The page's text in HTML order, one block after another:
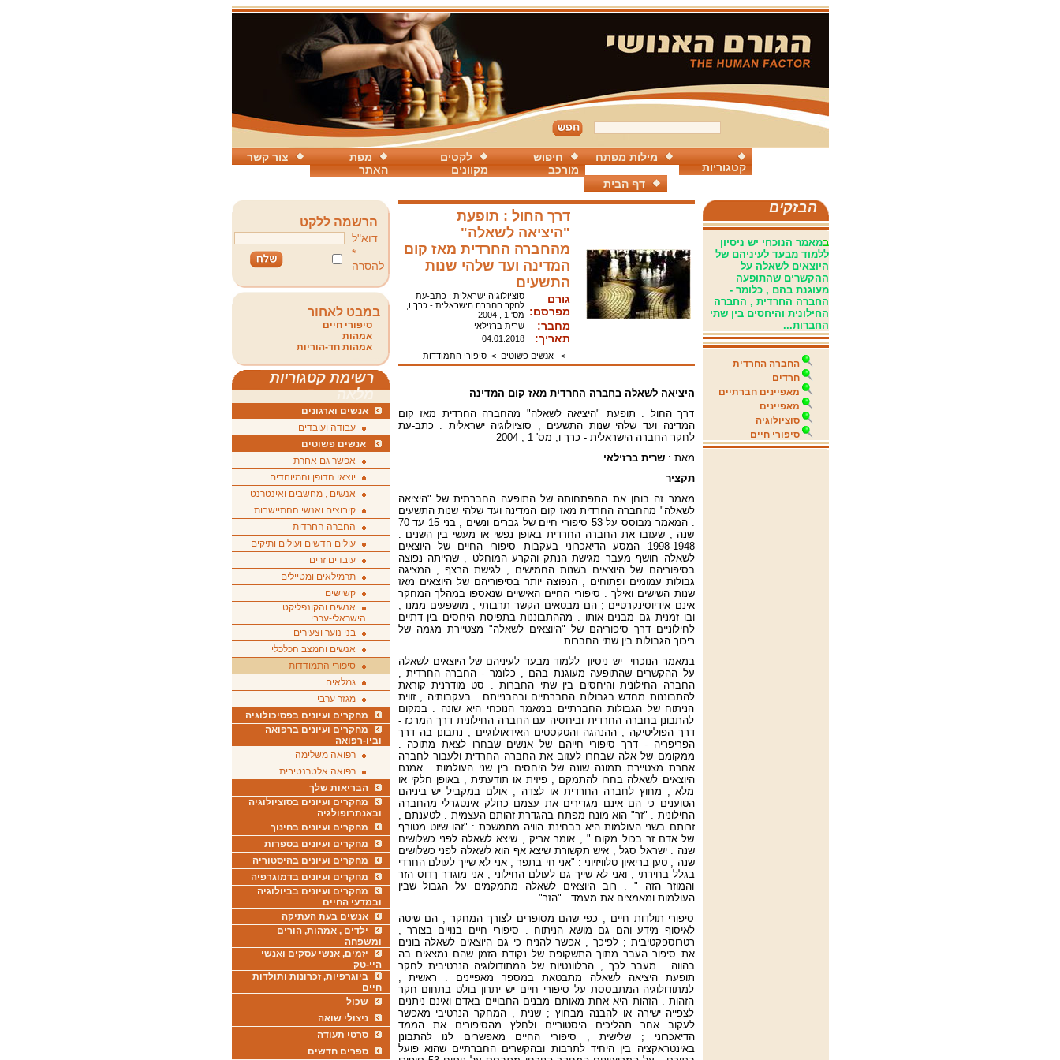
צור קשר
מפת
האתר
לקטים
מקוונים
חיפוש
מורכב
מילות מפתח
קטגוריות
דף הבית
הבזקים
במאמר הנוכחי יש ניסיון
ללמוד מבעד לעיניהם של
היוצאים לשאלה על
ההקשרים שהתופעה
מעוגנת בהם , כלומר -
החברה החרדית , החברה
החילונית והיחסים בין שתי
החברות...
החברה החרדית
חרדים
מאפיינים חברתיים
מאפיינים
סוציולוגיה
סיפורי חיים
דרך החול : תופעת
"היציאה לשאלה"
מהחברה החרדית מאז קום
המדינה ועד שלהי שנות
התשעים
גורם
מפרסם:
סוציולוגיה ישראלית : כתב-עת
לחקר החברה הישראלית - כרך ו,
מס' 1 , 2004
מחבר: שרית ברזילאי
תאריך:
04.01.2018
>
אנשים פשוטים >סיפורי התמודדות
היציאה לשאלה בחברה החרדית מאז קום המדינה
דרך החול : תופעת "היציאה לשאלה" מהחברה החרדית מאז קום
המדינה ועד שלהי שנות התשעים , סוציולוגיה ישראלית : כתב-עת
לחקר החברה הישראלית - כרך ו, מס' 1 , 2004
מאת :שרית ברזילאי
תקציר
מאמר זה בוחן את התפתחותה של התופעה החברתית של "היציאה
לשאלה" מהחברה החרדית מאז קום המדינה ועד שלהי שנות התשעים
. המאמר מבוסס על 53 סיפורי חיים של גברים ונשים , בני 15 עד 70
שנה , שעזבו את החברה החרדית באופן נפשי או מעשי בין השנים .
1998-1948 המסע הדיאכרוני בעקבות סיפורי החיים של היוצאים
לשאלה חושף מעבר מגישת הנתק והקרע המוחלט , שהייתה נפוצה
בסיפוריהם של היוצאים בשנות החמישים , לגישת הרצף , המציגה
גבולות עמומים ופתוחים , הנפוצה יותר בסיפוריהם של היוצאים מאז
שנות השישים ואילך . סיפורי החיים האישיים שנאספו במהלך המחקר
אינם אידיוסינקרטיים ; הם מבטאים הקשר תרבותי , מושפעים ממנו ,
ובו זמנית גם מבנים אותו . מההתבוננות בתפיסת היחסים בין דתיים
לחילוניים דרך סיפוריהם של "היוצאים לשאלה" מצטיירת מגמה של
ריכוך הגבולות בין שתי החברות .
במאמר הנוכחי יש ניסיון ללמוד מבעד לעיניהם של היוצאים לשאלה
על ההקשרים שהתופעה מעוגנת בהם , כלומר - החברה החרדית ,
החברה החילונית והיחסים בין שתי החברות . סט מודרנית קוראת
להתבוננות מחדש בגבולות החברתיים ובהבנייתם . בעקבותיה , זווית
הניתוח של הגבולות החברתיים במאמר הנוכחי היא שונה : במקום
להתבונן בחברה החרדית וביחסיה עם החברה החילונית דרך המרכז -
דרך הפוליטיקה , ההנהגה והטקסטים האידאולוגיים , נתבונן בה דרך
הפריפריה - דרך סיפורי חייהם של אנשים שבחרו לצאת מתוכה .
ממקומם של אלה שבחרו לעזוב את החברה החרדית ולעבור לחברה
אחרת מצטיירת תמונה שונה של היחסים בין שני העולמות . אמנם
היוצאים לשאלה בחרו להתמקם , פיזית או תודעתית , באופן חלקי או
מלא , מחוץ לחברה החרדית או לצדה , אולם במקביל יש ביניהם
הטוענים כי הם אינם מגדירים את עצמם כחלק אינטגרלי מהחברה
החילונית . "זר" הוא מונח מפתח בהגדרת זהותם העצמית . לטענתם ,
זרותם בשני העולמות היא בבחינת הוויה מתמשכת : "זהו שיוט מטורף
של אדם זר בכול מקום " , אומר אריק , שיצא לשאלה לפני כשלושים
שנה . ישראל סגל , איש תקשורת שיצא אף הוא לשאלה לפני כשלושים
שנה , טען בריאיון טלוויזיוני : "אני חי בתפר , אני לא שייך לעולם החרדי
בגלל בחירתי , ואני לא שייך גם לעולם החילוני , אני מוגדר ךדוס הזר
והמוזר הזה " . רוב היוצאים לשאלה מתמקמים על הגבול שבין
העולמות ומאמצים את מעמד . "הזר"
סיפורי תולדות חיים , כפי שהם מסופרים לצורך המחקר , הם שיטה
לאיסוף מידע והם גם מושא הניתוח . סיפורי חיים בנויים בצורר ,
רטרוספקטיבית ; לפיכך , אפשר להניח כי גם היוצאים לשאלה בונים
את סיפור העבר מתוך התשקופת של נקודת הזמן שהם נמצאים בה
בהווה . מעבר לכך , הרלוונטיות של המתודולוגיה הנרטיבית לחקר
תופעת היציאה לשאלה מתבטאת במספר מאפיינים : ראשית ,
למתודולוגיה המתבססת על סיפורי חיים יש יתרון בולט בתחום חקר
הזהות . הזהות היא אחת מאותם מבנים החבויים באדם ואינם ניתנים
לצפייה ישירה או להבנה מבחוץ ; שנית , המחקר הנרטיבי מאפשר
לעקוב אחר תהליכים היסטוריים ולחלץ מהסיפורים את הממד
הדיאכרוני ; שלישית , סיפורי החיים מאפשרים לנו להתבונן
באינטראקציה בין היחיד לתרבות ובהקשרים החברתיים שהוא פועל
הרשמה ללקט
דוא"ל
*
להסרה
במבט לאחור
סיפורי חיים
אמהות
אמהות חד-הוריות
רשימת קטגוריות
מלאה
אנשים וארגונים
עבודה ועובדים
אנשים פשוטים
אפשר גם אחרת
יוצאי הדופן והמיוחדים
אנשים , מחשבים ואינטרנט
קיבוצים ואנשי ההתיישבות
החברה החרדית
עולים חדשים ועולים ותיקים
עובדים זרים
תרמילאים ומטיילים
קשישים
אנשים והקונפליקט
הישראלי-ערבי
בני נוער וצעירים
אנשים והמצב הכלכלי
סיפורי התמודדות
גמלאים
מגזר ערבי
מחקרים ועיונים בפסיכולוגיה
מחקרים ועיונים ברפואה
וביו-רפואה
רפואה משלימה
רפואה אלטרנטיבית
הבריאות שלך
מחקרים ועיונים בסוציולוגיה
ובאנתרופולגיה
מחקרים ועיונים בחינוך
מחקרים ועיונים בספרות
מחקרים ועיונים בהיסטוריה
מחקרים ועיונים בדמוגרפיה
מחקרים ועיונים בביולוגיה
ובמדעי החיים
אנשים בעת העתיקה
ילדים , אמהות, הורים
ומשפחה
יזמים, אנשי עסקים ואנשי
היי-טק
ביוגרפיות, זכרונות ותולדות
חיים
שכול
ניצולי שואה
סרטי תעודה
ספרים חדשים